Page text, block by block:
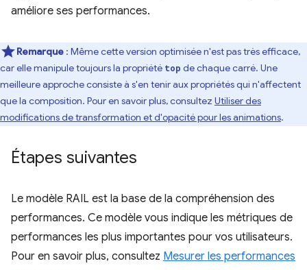
améliore ses performances.
Remarque : Même cette version optimisée n'est pas très efficace,
car elle manipule toujours la propriété top de chaque carré. Une
meilleure approche consiste à s'en tenir aux propriétés qui n'affectent
que la composition. Pour en savoir plus, consultez Utiliser des
modifications de transformation et d'opacité pour les animations.
Étapes suivantes
Le modèle RAIL est la base de la compréhension des
performances. Ce modèle vous indique les métriques de
performances les plus importantes pour vos utilisateurs.
Pour en savoir plus, consultez Mesurer les performances